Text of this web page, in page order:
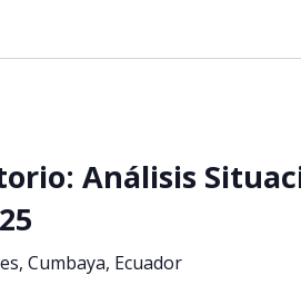
Análisis
Cumbaya, Ecuador